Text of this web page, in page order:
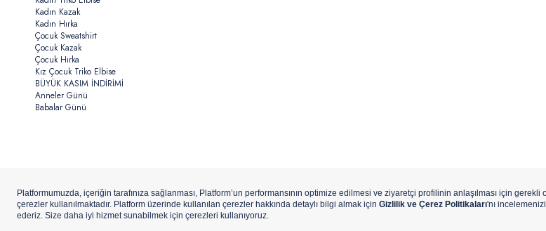
Kadın Kazak
Kadın Hırka
Çocuk Sweatshirt
Çocuk Kazak
Çocuk Hırka
Kız Çocuk Triko Elbise
BÜYÜK KASIM İNDİRİMİ
Anneler Günü
Babalar Günü
Copyright ©U.S.Polo Assn.Aydınlı Hazır Giyim A.Ş. iştirakidir.ETBİS’eKayıtlıdır.